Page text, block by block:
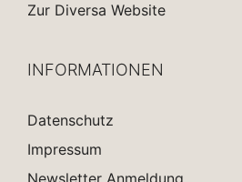
Zur Diversa Website
INFORMATIONEN
Datenschutz
Impressum